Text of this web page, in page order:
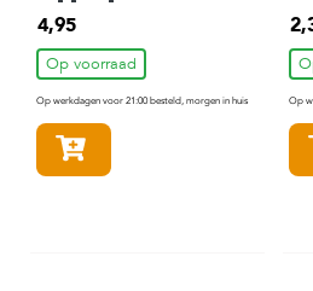
Hondensnack 300 gr
4,95
Op voorraad
Op werkdagen voor 21:00 besteld, morgen in huis Op